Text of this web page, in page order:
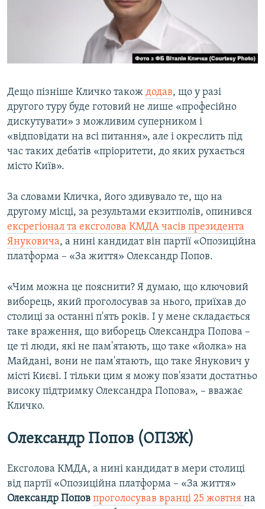
Дещо пізніше Кличко також додав, що у разі
другого туру буде готовий не лише «професійно
дискутувати» з можливим суперником і
«відповідати на всі питання», але і окреслить під
час таких дебатів «пріоритети, до яких рухається
місто Київ».
За словами Кличка, його здивувало те, що на
другому місці, за результами екзитполів, опинився
ексрегіонал та ексголова КМДА часів президента
Януковича, а нині кандидат він партії «Опозиційна
платформа – «За життя» Олександр Попов.
«Чим можна це пояснити? Я думаю, що ключовий
виборець, який проголосував за нього, приїхав до
столиці за останні п'ять років. І у мене складається
таке враження, що виборець Олександра Попова –
це ті люди, які не пам'ятають, що таке «йолка» на
Майдані, вони не пам'ятають, що таке Янукович у
місті Києві. І тільки цим я можу пов'язати достатньо
високу підтримку Олександра Попова», – вважає
Кличко.
Олександр Попов (ОПЗЖ)
Ексголова КМДА, а нині кандидат в мери столиці
від партії «Опозиційна платформа – «За життя»
Олександр Попов проголосував вранці 25 жовтня на